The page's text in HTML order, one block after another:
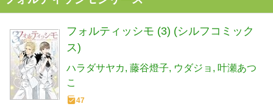
フォルティッシモ (3) (シルフコミック
ス)
ハラダサヤカ 藤谷燈子 ウダジョ
叶瀬あつ
こ
47